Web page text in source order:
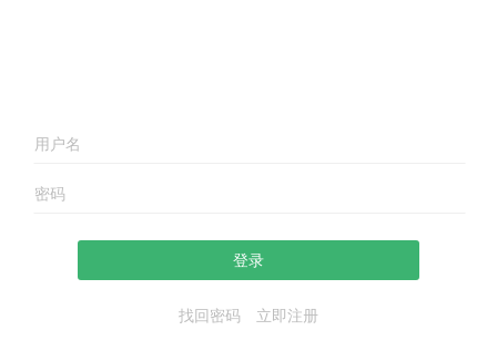
登录
找回密码 立即注册